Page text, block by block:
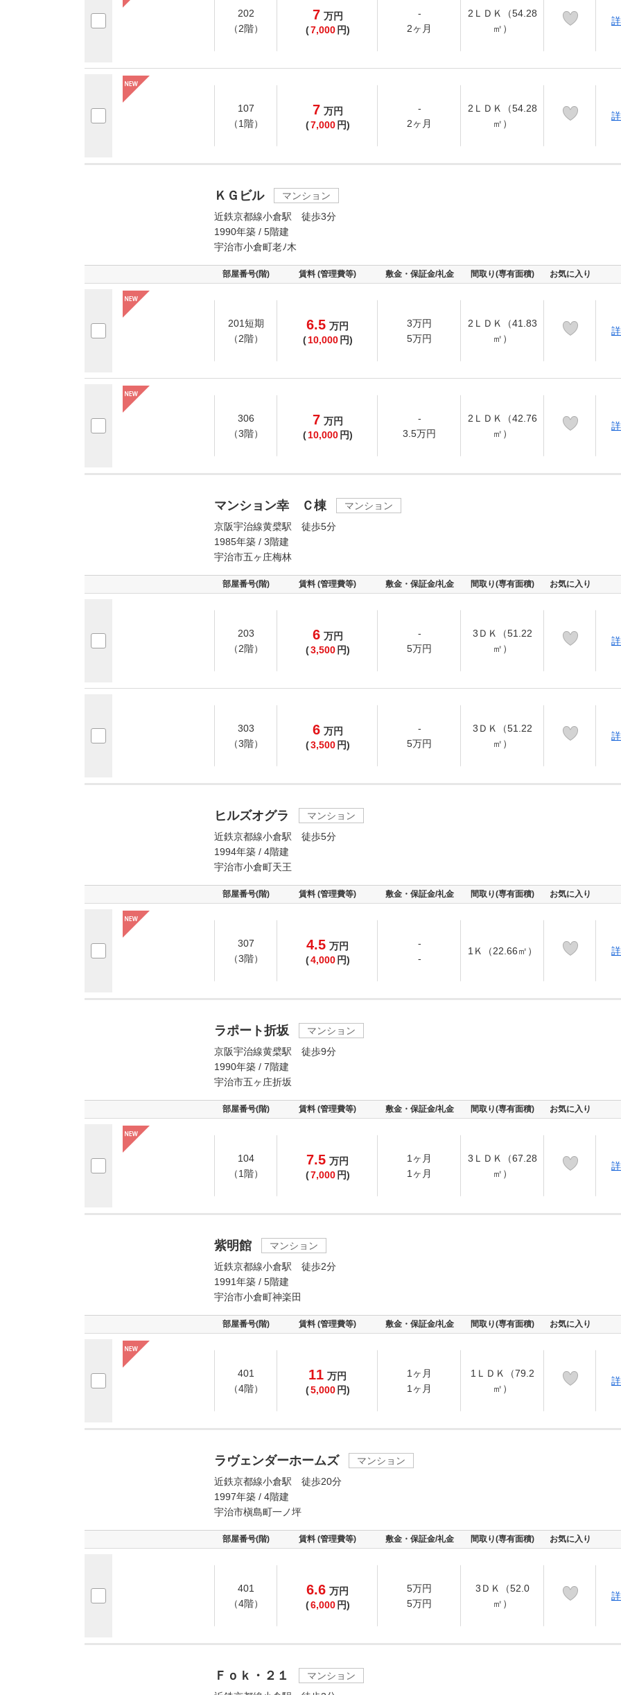
202
（2階）
7 万円
(7,000 円)
-
2ヶ月
2ＬＤＫ（54.28
㎡）
107
（1階）
7 万円
(7,000 円)
-
2ヶ月
2ＬＤＫ（54.28
㎡）
ＫＧビル
マンション
近鉄京都線小倉駅 徒歩3分
1990年築 / 5階建
宇治市小倉町老ﾉ木
部屋番号(階) 賃料 (管理費等) 敷金・保証金/礼金 間取り(専有面積) お気に入り
201短期
（2階）
6.5 万円
( 10,000 円)
3万円
5万円
2ＬＤＫ（41.83
㎡）
306
（3階）
7 万円
( 10,000 円)
-
3.5万円
2ＬＤＫ（42.76
㎡）
マンション幸 Ｃ棟
マンション
京阪宇治線黄檗駅 徒歩5分
1985年築 / 3階建
宇治市五ヶ庄梅林
部屋番号(階) 賃料 (管理費等) 敷金・保証金/礼金 間取り(専有面積) お気に入り
203
（2階）
6 万円
(3,500 円)
-
5万円
3ＤＫ（51.22
㎡）
303
（3階）
6 万円
(3,500 円)
-
5万円
3ＤＫ（51.22
㎡）
ヒルズオグラ
マンション
近鉄京都線小倉駅 徒歩5分
1994年築 / 4階建
宇治市小倉町天王
部屋番号(階) 賃料 (管理費等) 敷金・保証金/礼金 間取り(専有面積) お気に入り
307
（3階）
4.5 万円
(4,000 円)
-
-
1Ｋ（22.66㎡）
ラポート折坂
マンション
京阪宇治線黄檗駅 徒歩9分
1990年築 / 7階建
宇治市五ヶ庄折坂
部屋番号(階) 賃料 (管理費等) 敷金・保証金/礼金 間取り(専有面積) お気に入り
104
（1階）
7.5 万円
(7,000 円)
1ヶ月
1ヶ月
3ＬＤＫ（67.28
㎡）
紫明館
マンション
近鉄京都線小倉駅 徒歩2分
1991年築 / 5階建
宇治市小倉町神楽田
部屋番号(階) 賃料 (管理費等) 敷金・保証金/礼金 間取り(専有面積) お気に入り
401
（4階）
11 万円
(5,000 円)
1ヶ月
1ヶ月
1ＬＤＫ（79.2
㎡）
ラヴェンダーホームズ
マンション
近鉄京都線小倉駅 徒歩20分
1997年築 / 4階建
宇治市槇島町一ノ坪
部屋番号(階) 賃料 (管理費等) 敷金・保証金/礼金 間取り(専有面積) お気に入り
401
（4階）
6.6 万円
(6,000 円)
5万円
5万円
3ＤＫ（52.0
㎡）
Ｆｏｋ・２１
マンション